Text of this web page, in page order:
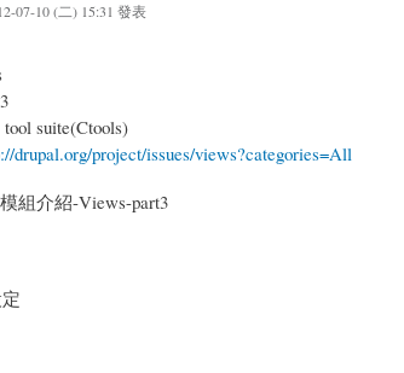
07-10 (二) 15:31 發表
suite(Ctools)
drupal.org/project/issues/views?categories=All
組介紹-Views-part3